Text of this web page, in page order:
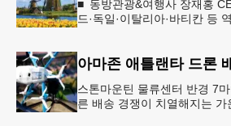
■ 동방관광&여행사 장재홍
드·독일·이탈리아·바티칸 등
아마존 애틀랜타 드론
스톤마운틴 물류센터 반경 7
른 배송 경쟁이 치열해지는 가